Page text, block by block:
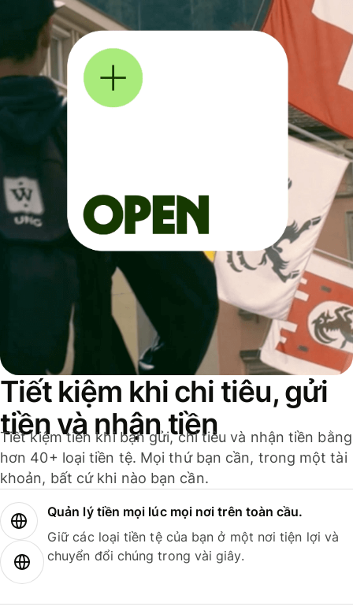
Tiết kiệm khi chi tiêu, gửi
tiền và nhận tiền
Tiết kiệm tiền khi bạn gửi, chi tiêu và nhận tiền bằng
hơn 40+ loại tiền tệ. Mọi thứ bạn cần, trong một tài
khoản, bất cứ khi nào bạn cần.
Quản lý tiền mọi lúc mọi nơi trên toàn cầu.
Giữ các loại tiền tệ của bạn ở một nơi tiện lợi và
chuyển đổi chúng trong vài giây.